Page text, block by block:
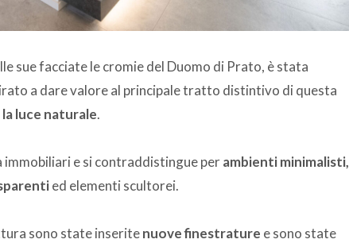
sue facciate le cromie del Duomo di Prato, è stata
a dare valore al principale tratto distintivo di questa
luce naturale.
immobiliari e si contraddistingue perambienti minimalisti,
ed elementi scultorei.
sono state inseritenuove finestrature e sono state